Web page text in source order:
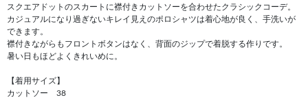
スクエアドットのスカートに襟付きカットソーを合わせたクラシックコーデ。
カジュアルになり過ぎないキレイ見えのポロシャツは着心地が良く、手洗いが
できます。
襟付きながらもフロントボタンはなく、背面のジップで着脱する作りです。
暑い日もほどよくきれいめに。
【着用サイズ】
カットソー 38